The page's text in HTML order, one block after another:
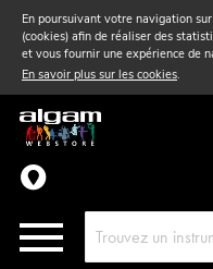
En poursuivant votre navigation
(cookies) afin de réaliser des
et vous fournir une expérience de
En savoir plus sur les cookies.
Vent& Violon
Accessoires
Pièces détachées